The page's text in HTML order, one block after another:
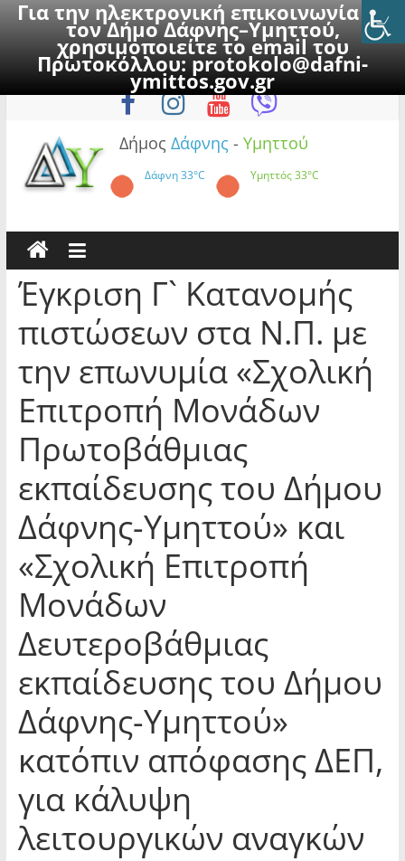
Για την ηλεκτρονική επικοινωνία με
τον Δήμο Δάφνης–Υμηττού,
χρησιμοποιείτε το email του
Πρωτοκόλλου:protokolo@dafni-
ymittos.gov.gr
to
Κυριακή, 9 Αυγούστου 2026
Δήμος Δάφνης - Υμηττού
Δάφνη33°C Υμηττός33°C
Έγκριση Γ` Κατανομής
πιστώσεων στα Ν.Π. με
την επωνυμία «Σχολική
Επιτροπή Μονάδων
Πρωτοβάθμιας
εκπαίδευσης του Δήμου
Δάφνης-Υμηττού» και
«Σχολική Επιτροπή
Μονάδων
Δευτεροβάθμιας
εκπαίδευσης του Δήμου
Δάφνης-Υμηττού»
κατόπιν απόφασης ΔΕΠ,
για κάλυψη
λειτουργικών αναγκών